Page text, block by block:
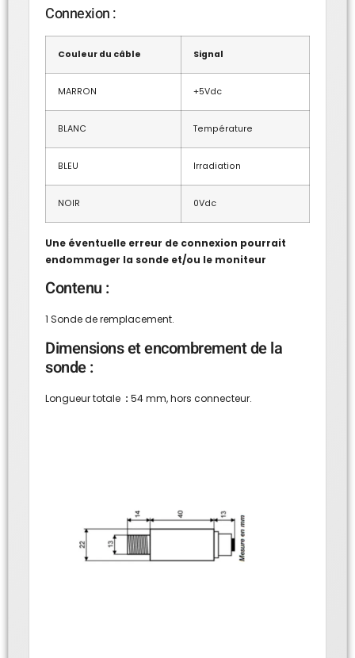
Connexion :
Couleur du câble Signal
MARRON +5Vdc
BLANC Température
BLEU Irradiation
NOIR 0Vdc
Une éventuelle erreur de connexion pourrait
endommager la sonde et/ou le moniteur
Contenu :
1 Sonde de remplacement.
Dimensions et encombrement de la
sonde :
Longueur totale : 54 mm, hors connecteur.